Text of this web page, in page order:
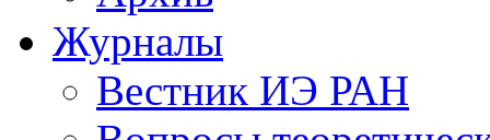
Журналы
Вестник ИЭ РАН